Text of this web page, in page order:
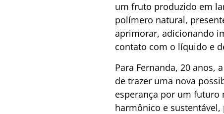
um fruto produzido em
polímero natural,
aprimorar, adicionando
contato com o líquido e
Para Fernanda, 20 anos,
de trazer uma nova
esperança por um futuro
harmônico e sustentável,